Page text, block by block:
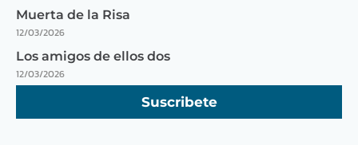
Muerta de la Risa
12/03/2026
Los amigos de ellos dos
12/03/2026
Suscribete